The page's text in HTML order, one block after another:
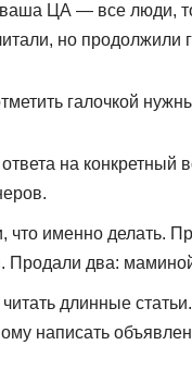
ваша ЦА — все люди,
но продолжили
галочкой
на конкретный
что именно делать.
Продали два:
длинные
написать